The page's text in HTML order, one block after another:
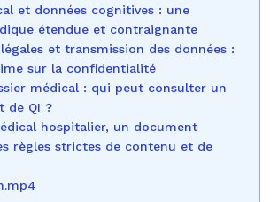
et données cognitives : une
étendue et contraignante
et transmission des données :
sur la confidentialité
médical : qui peut consulter un
de QI ?
hospitalier, un document
règles strictes de contenu et de